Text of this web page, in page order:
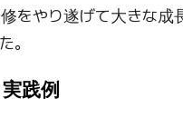
をやり遂げて大きな成
。
践例